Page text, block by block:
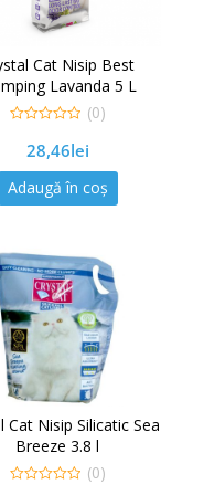
Cat Nisip Best
Lavanda 5 L
5
(0)
28,46lei
Adaugă în coș
Cat Nisip Silicatic Sea
Breeze 3.8 l
(0)